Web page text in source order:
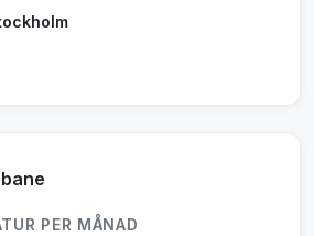
PER MÅNAD